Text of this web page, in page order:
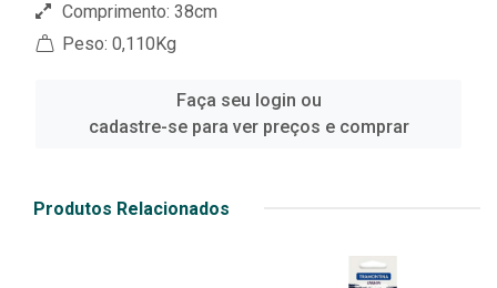
Comprimento: 38cm
Peso: 0,110Kg
Faça seu login ou
cadastre-se para ver preços e comprar
Produtos Relacionados